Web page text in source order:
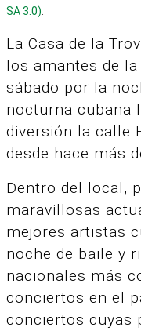
SA 3.0)
La Casa de la
los amantes de
sábado por la
nocturna cubana
diversión la calle
desde hace más
Dentro del local,
maravillosas
mejores artistas
noche de baile y
nacionales más
conciertos en el
conciertos cuyas